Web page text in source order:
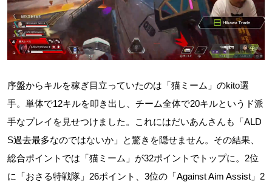
序盤からキルを稼ぎ目立っていたのは「猫ミーム」のkito選
手。単体で12キルを叩き出し、チーム全体で20キルというド派
手なプレイを見せつけました。これにはだいあんさんも「ALD
S過去最多なのではないか」と驚きを隠せません。その結果、
総合ポイントでは「猫ミーム」が32ポイントでトップに。2位
に「おさる特戦隊」26ポイント、3位の「Against Aim Assist」2